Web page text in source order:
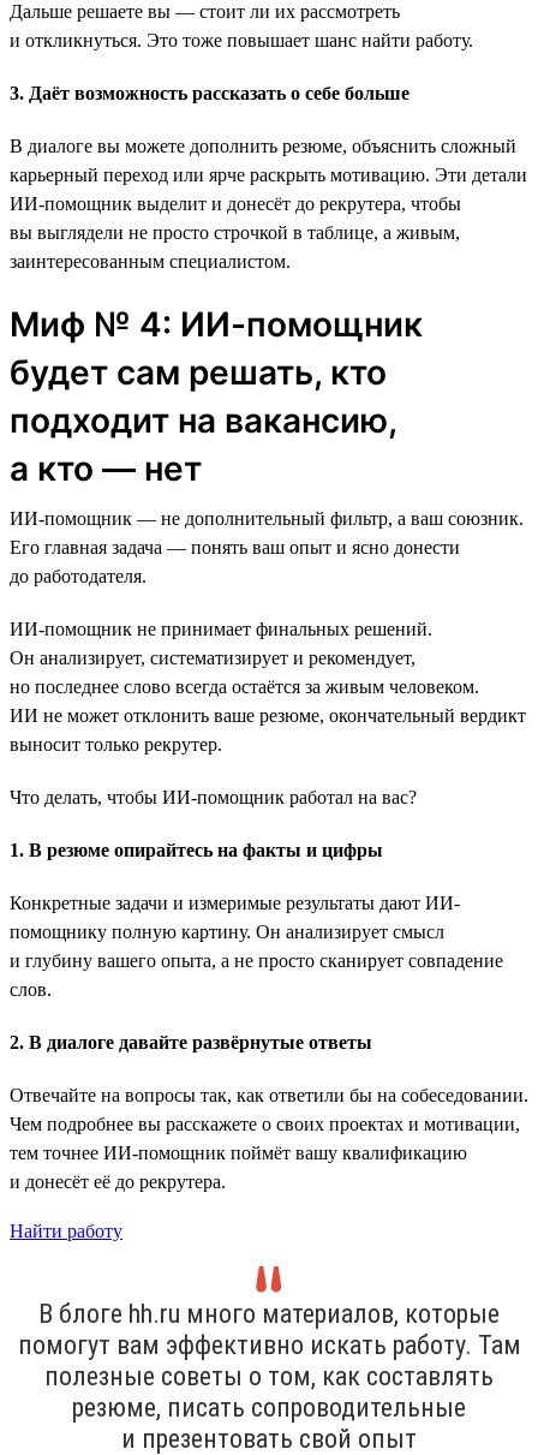
Дальше решаете вы — стоит ли их рассмотреть
и откликнуться. Это тоже повышает шанс найти работу.
3. Даёт возможность рассказать о себе больше
В диалоге вы можете дополнить резюме, объяснить сложный
карьерный переход или ярче раскрыть мотивацию. Эти детали
ИИ-помощник выделит и донесёт до рекрутера, чтобы
вы выглядели не просто строчкой в таблице, а живым,
заинтересованным специалистом.
Миф № 4: ИИ-помощник
будет сам решать, кто
подходит на вакансию,
а кто — нет
ИИ-помощник — не дополнительный фильтр, а ваш союзник.
Его главная задача — понять ваш опыт и ясно донести
до работодателя.
ИИ-помощник не принимает финальных решений.
Он анализирует, систематизирует и рекомендует,
но последнее слово всегда остаётся за живым человеком.
ИИ не может отклонить ваше резюме, окончательный вердикт
выносит только рекрутер.
Что делать, чтобы ИИ-помощник работал на вас?
1. В резюме опирайтесь на факты и цифры
Конкретные задачи и измеримые результаты дают ИИ-
помощнику полную картину. Он анализирует смысл
и глубину вашего опыта, а не просто сканирует совпадение
слов.
2. В диалоге давайте развёрнутые ответы
Отвечайте на вопросы так, как ответили бы на собеседовании.
Чем подробнее вы расскажете о своих проектах и мотивации,
тем точнее ИИ-помощник поймёт вашу квалификацию
и донесёт её до рекрутера.
Найти работу
В блоге hh.ru много материалов, которые
помогут вам эффективно искать работу. Там
полезные советы о том, как составлять
резюме, писать сопроводительные
и презентовать свой опыт